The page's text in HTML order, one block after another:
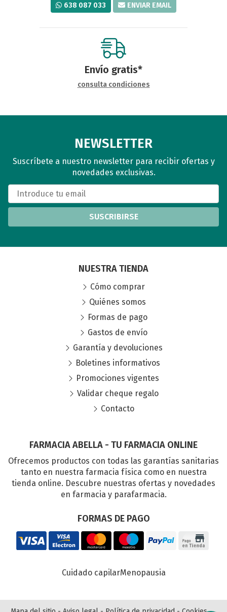
638 087 033 ENVIAR EMAIL
Envío gratis*
consulta condiciones
NEWSLETTER
Suscríbete a nuestro newsletter para recibir ofertas y
novedades exclusivas.
SUSCRIBIRSE
FARMACIA ABELLA - TU FARMACIA ONLINE
Ofrecemos productos con todas las garantías sanitarias
tanto en nuestra farmacia física como en nuestra
tienda online. Descubre nuestras ofertas y novedades
en farmacia y parafarmacia.
FORMAS DE PAGO
NUESTRA TIENDA
Cómo comprar
Quiénes somos
Formas de pago
Gastos de envío
Garantía y devoluciones
Boletines informativos
Promociones vigentes
Validar cheque regalo
Contacto
Cuidado capilarMenopausia